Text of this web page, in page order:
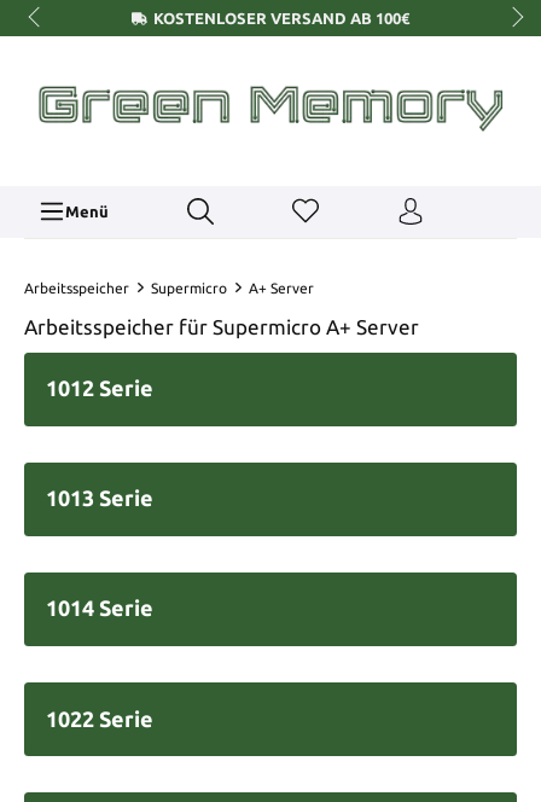
KOSTENLOSER VERSAND AB 100€
Menü
Arbeitsspeicher Supermicro A+ Server
Arbeitsspeicher für Supermicro A+ Server
1012 Serie
1013 Serie
1014 Serie
1022 Serie